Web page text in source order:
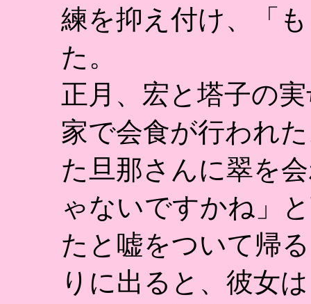
練を抑え付け、「
た。
正月、宏と塔子の
家で会食が行われ
た旦那さんに翠を
ゃないですかね」
たと嘘をついて帰
りに出ると、彼女